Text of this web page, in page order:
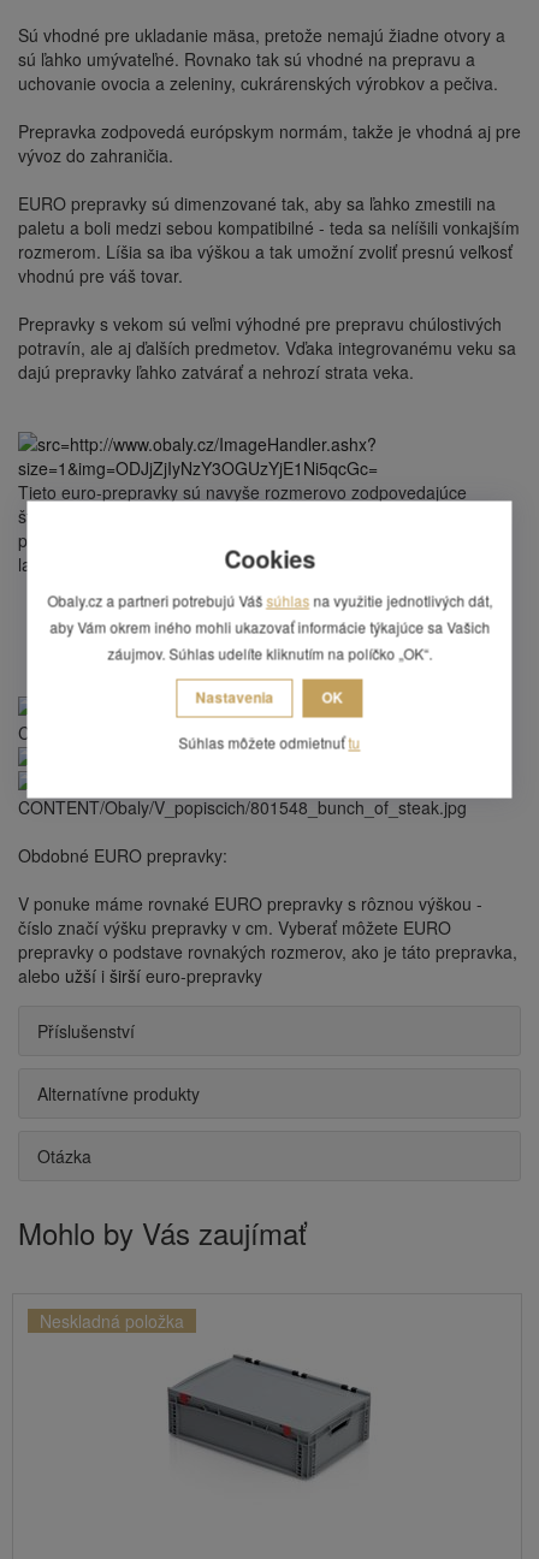
Sú vhodné pre ukladanie mäsa, pretože nemajú žiadne otvory a
sú ľahko umývateľné. Rovnako tak sú vhodné na prepravu a
uchovanie ovocia a zeleniny, cukrárenských výrobkov a pečiva.
Prepravka zodpovedá európskym normám, takže je vhodná aj pre
vývoz do zahraničia.
EURO prepravky sú dimenzované tak, aby sa ľahko zmestili na
paletu a boli medzi sebou kompatibilné - teda sa nelíšili vonkajším
rozmerom. Líšia sa iba výškou a tak umožní zvoliť presnú veľkosť
vhodnú pre váš tovar.
Prepravky s vekom sú veľmi výhodné pre prepravu chúlostivých
potravín, ale aj ďalších predmetov. Vďaka integrovanému veku sa
dajú prepravky ľahko zatvárať a nehrozí strata veka.
Tieto euro-prepravky sú navyše rozmerovo zodpovedajúce
štandardným prepravkám na ostatné druhy potravín. Rozmery
podstavy zodpovedajú rozmerom prepraviek na pečivo, na
lahôdky, na ovocie a zeleninu a tak ďalej.
Obdobné EURO prepravky:
V ponuke máme rovnaké EURO prepravky s rôznou výškou -
číslo značí výšku prepravky v cm. Vyberať môžete EURO
prepravky o podstave rovnakých rozmerov, ako je táto prepravka,
alebo užší i širší euro-prepravky
Příslušenství
Alternatívne produkty
Otázka
Mohlo by Vás zaujímať
Neskladná položka
Cookies
Obaly.cz a partneri potrebujú Vášsúhlas na využitie jednotlivých dát,
aby Vám okrem iného mohli ukazovať informácie týkajúce sa Vašich
záujmov. Súhlas udelíte kliknutím na políčko „OK“.
Nastavenia OK
Súhlas môžete odmietnuťtu